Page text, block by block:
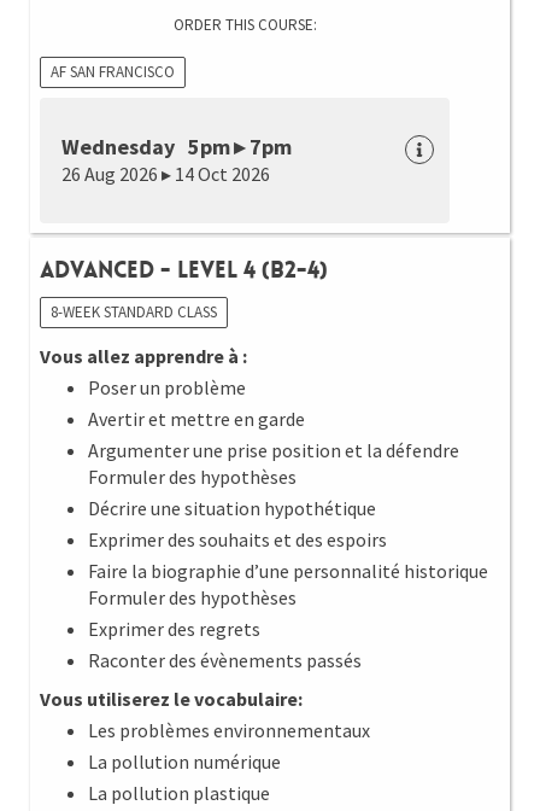
ORDER THIS COURSE:
AF SAN FRANCISCO
Wednesday 5pm ▸ 7pm
26 Aug 2026 ▸ 14 Oct 2026
Advanced - Level 4 (B2-4)
8-WEEK STANDARD CLASS
Vous allez apprendre à :
Poser un problème
Avertir et mettre en garde
Argumenter une prise position et la défendre
Formuler des hypothèses
Décrire une situation hypothétique
Exprimer des souhaits et des espoirs
Faire la biographie d’une personnalité historique
Formuler des hypothèses
Exprimer des regrets
Raconter des évènements passés
Vous utiliserez le vocabulaire:
Les problèmes environnementaux
La pollution numérique
La pollution plastique